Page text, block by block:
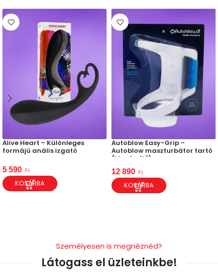
Alive Heart – Különleges
formájú anális izgató
5 590 Ft
KOSÁRBA
Autoblow Easy-Grip –
Autoblow maszturbátor tartó
(kiegészítő)
12 890 Ft
KOSÁRBA
Személyesen is megnéznéd?
Látogass el üzleteinkbe!